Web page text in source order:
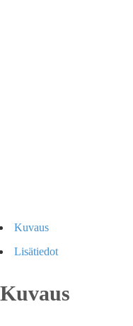
Kuvaus
Lisätiedot
Kuvaus